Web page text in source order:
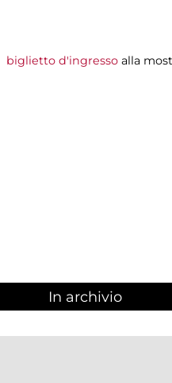
biglietto d'ingresso alla
In archivio